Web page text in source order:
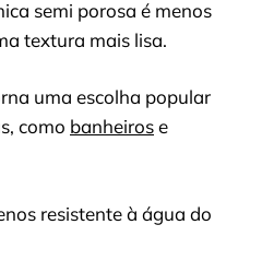
semi porosa é menos
textura mais lisa.
uma escolha popular
como banheirose
resistente à água do